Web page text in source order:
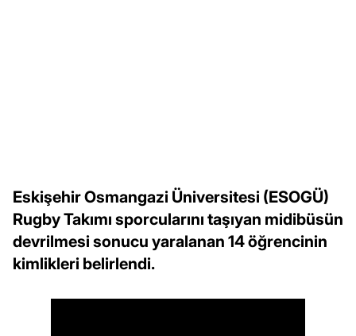
Eskişehir Osmangazi Üniversitesi (ESOGÜ)
Rugby Takımı sporcularını taşıyan midibüsün
devrilmesi sonucu yaralanan 14 öğrencinin
kimlikleri belirlendi.